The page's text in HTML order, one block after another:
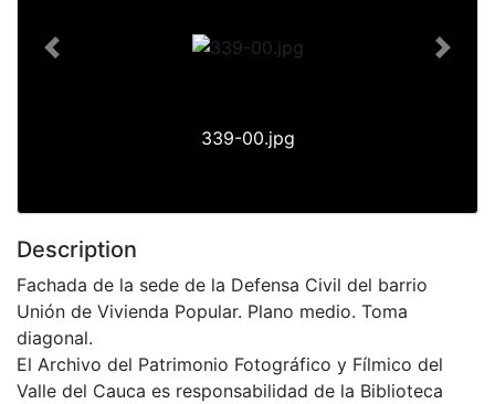
339-00.jpg
Previous Next
Description
Fachada de la sede de la Defensa Civil del barrio
Unión de Vivienda Popular. Plano medio. Toma
diagonal.
El Archivo del Patrimonio Fotográfico y Fílmico del
Valle del Cauca es responsabilidad de la Biblioteca